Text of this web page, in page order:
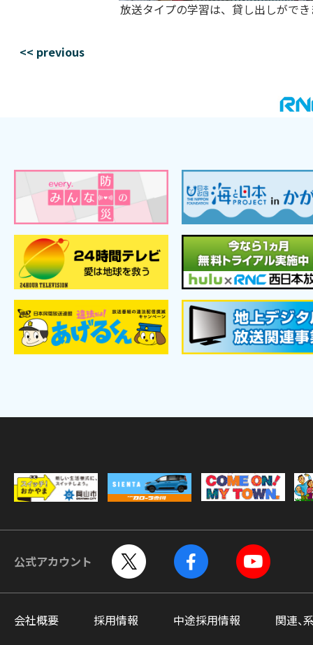
放送タイプの学習は、貸し出しがで
<< previous
公式アカウント
会社概要 採用情報 中途採用情報 関連、